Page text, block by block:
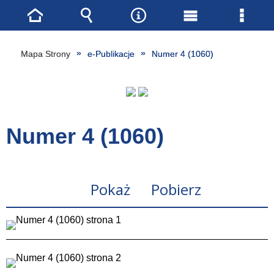
Mapa Strony e-Publikacje Numer 4 (1060)
Numer 4 (1060)
Pokaż Pobierz
Strona
główna
Wyszukiwarka
NarzędziaMenu
główne
Menu